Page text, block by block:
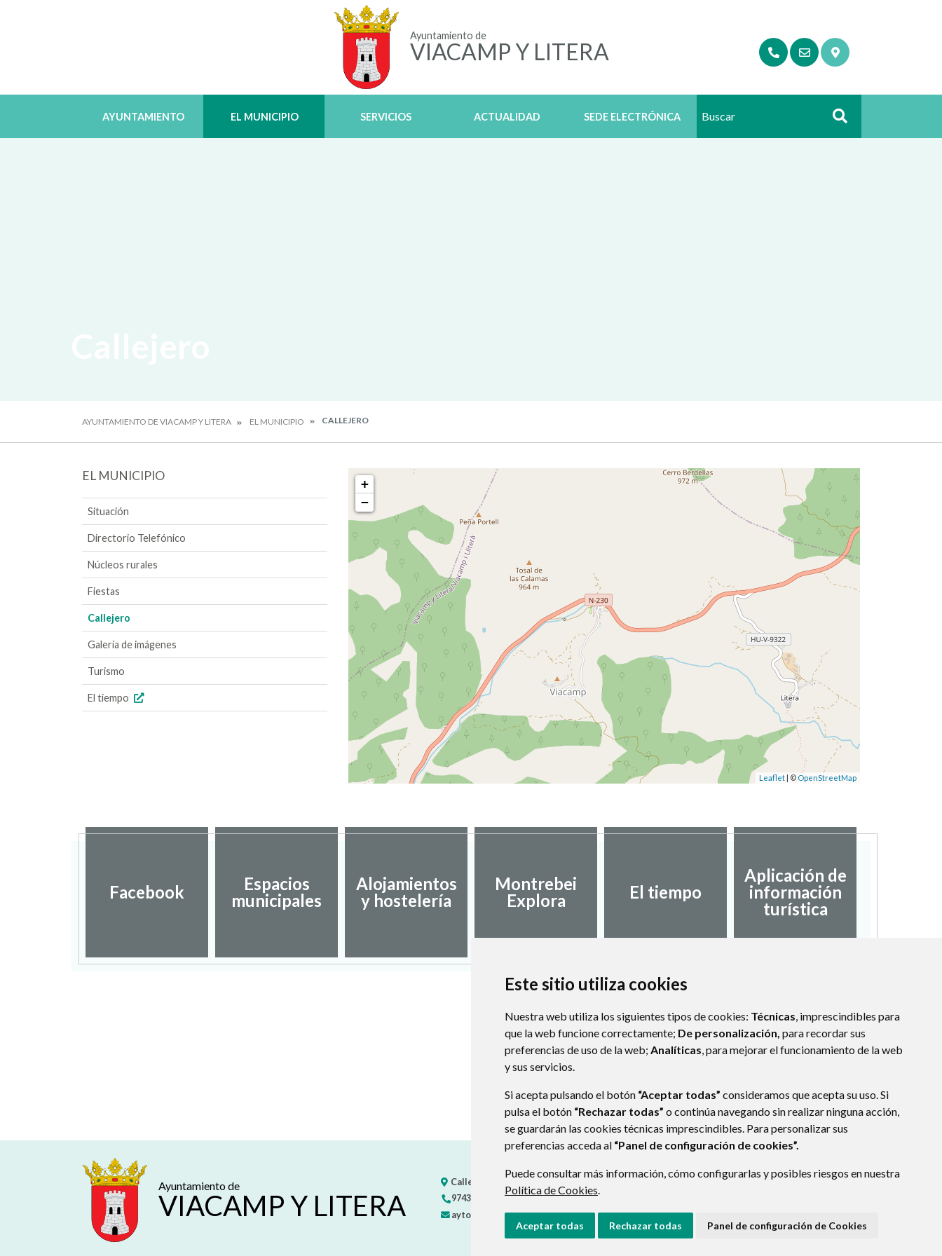
Este sitio utiliza cookies
Nuestra web utiliza los siguientes tipos de cookies: Técnicas, imprescindibles para
que la web funcione correctamente; De personalización, para recordar sus
preferencias de uso de la web; Analíticas, para mejorar el funcionamiento de la web
y sus servicios.
Si acepta pulsando el botón “Aceptar todas” consideramos que acepta su uso. Si
pulsa el botón “Rechazar todas” o continúa navegando sin realizar ninguna acción,
se guardarán las cookies técnicas imprescindibles. Para personalizar sus
preferencias acceda al “Panel de configuración de cookies”.
Puede consultar más información, cómo configurarlas y posibles riesgos en nuestra
Política de Cookies.
Aceptar todas Rechazar todas Panel de configuración de Cookies
Ayuntamiento de
VIACAMP Y LITERA
AYUNTAMIENTO EL MUNICIPIO SERVICIOS ACTUALIDAD SEDE ELECTRÓNICA Buscar
AYUNTAMIENTO DE VIACAMP Y LITERA EL MUNICIPIO CALLEJERO
EL MUNICIPIO
Situación
Directorio Telefónico
Núcleos rurales
Fiestas
Callejero
Galería de imágenes
Turismo
El tiempo
+
−
Leaflet | ©OpenStreetMap
Facebook
Espacios
municipales
Alojamientos
y hostelería
Montrebei
Explora
El tiempo
Aplicación de
información
turística
Ayuntamiento de
VIACAMP Y LITERA
Calle Única, s/n - ARAGÓN
974347250
974347235
ayto-viacamp-litera@hotmail.com